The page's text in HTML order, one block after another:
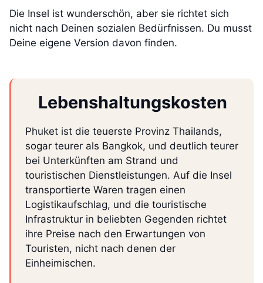
Die Insel ist wunderschön, aber sie richtet sich
nicht nach Deinen sozialen Bedürfnissen. Du musst
Deine eigene Version davon finden.
Lebenshaltungskosten
Phuket ist die teuerste Provinz Thailands,
sogar teurer als Bangkok, und deutlich teurer
bei Unterkünften am Strand und
touristischen Dienstleistungen. Auf die Insel
transportierte Waren tragen einen
Logistikaufschlag, und die touristische
Infrastruktur in beliebten Gegenden richtet
ihre Preise nach den Erwartungen von
Touristen, nicht nach denen der
Einheimischen.